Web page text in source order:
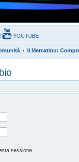
YOUTUBE
Il Mercatino:
sessione